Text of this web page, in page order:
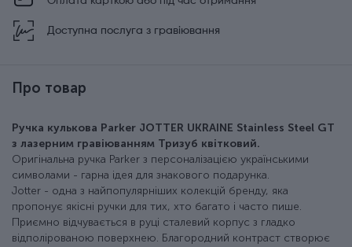
Доступна послуга з гравіювання
Про товар
Ручка кулькова Parker JOTTER UKRAINE Stainless Steel GT
з лазерним гравіюванням Тризуб квітковий.
Оригінальна ручка Parker з персоналізацією українськими
символами - гарна ідея для знакового подарунка.
Jotter - одна з найпопулярніших колекцій бренду, яка
пропонує якісні ручки для тих, хто багато і часто пише.
Приємно відчувається в руці сталевий корпус з гладко
відполірованою поверхнею. Благородний контраст створює